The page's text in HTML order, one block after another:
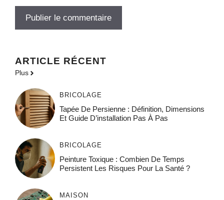
ARTICLE RÉCENT
Plus
BRICOLAGE
Tapée De Persienne : Définition, Dimensions
Et Guide D’installation Pas À Pas
BRICOLAGE
Peinture Toxique : Combien De Temps
Persistent Les Risques Pour La Santé ?
MAISON